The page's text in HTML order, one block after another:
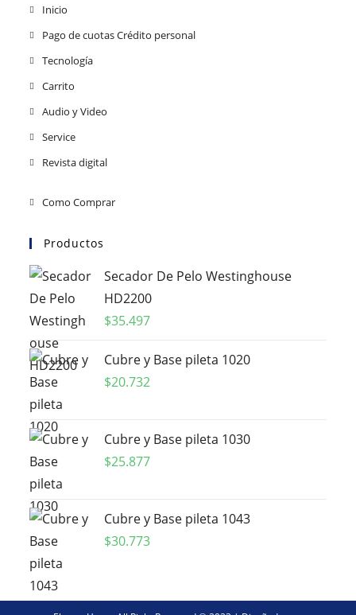
Inicio
Pago de cuotas Crédito personal
Tecnología
Carrito
Audio y Video
Service
Revista digital
Como Comprar
Productos
Secador De Pelo Westinghouse
HD2200
$35.497
Cubre y Base pileta 1020
$20.732
Cubre y Base pileta 1030
$25.877
Cubre y Base pileta 1043
$30.773